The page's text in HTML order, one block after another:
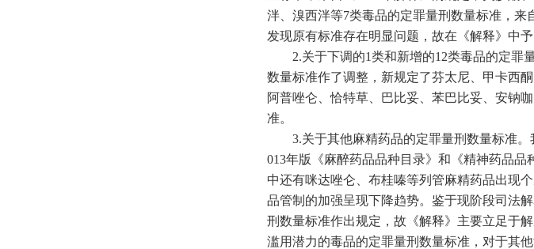
泮、溴西泮等7类毒品的定罪量刑数量标准，来
发现原有标准存在明显问题，故在《解释》中予
2.关于下调的1类和新增的12类毒品的定罪
数量标准作了调整，新规定了芬太尼、甲卡西
阿普唑仑、恰特草、巴比妥、苯巴比妥、安钠
准。
3.关于其他麻精药品的定罪量刑数量标准。
013年版《麻醉药品品种目录》和《精神药品
中还有咪达唑仑、布桂嗪等列管麻精药品出现
品管制的加强呈现下降趋势。鉴于现阶段司法
刑数量标准作出规定，故《解释》主要立足于
滥用潜力的毒品的定罪量刑数量标准，对于其